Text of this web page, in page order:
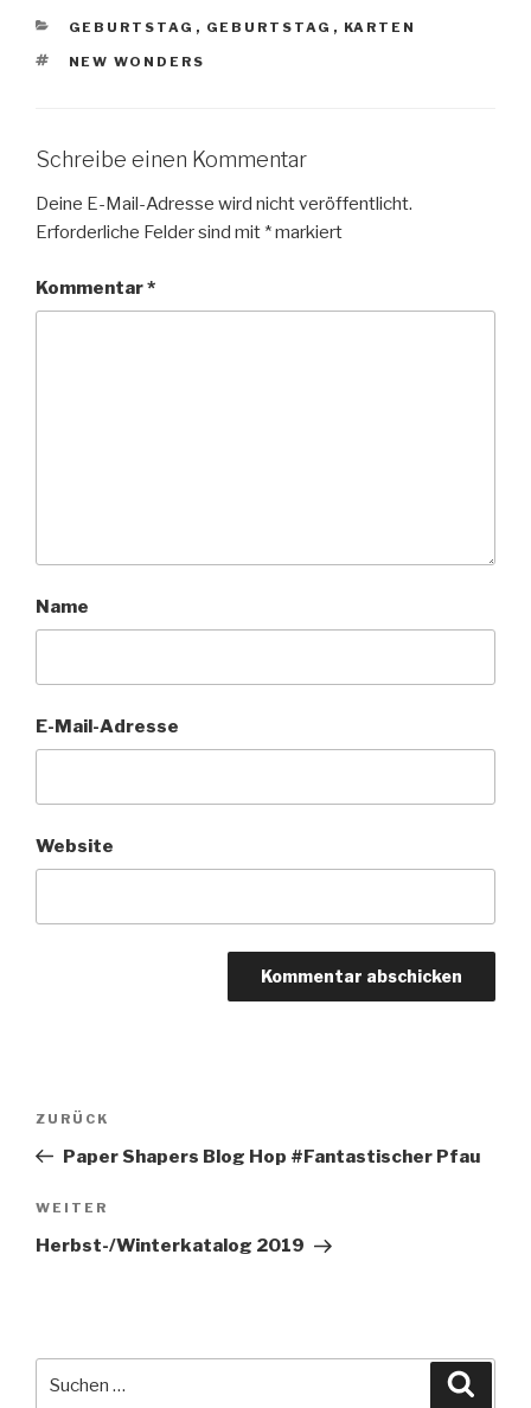
KATEGORIEN
GEBURTSTAG , GEBURTSTAG , KARTEN
SCHLAGWÖRTER
NEW WONDERS
Schreibe einen Kommentar
Deine E-Mail-Adresse wird nicht veröffentlicht.
Erforderliche Felder sind mit *markiert
Kommentar*
Name
E-Mail-Adresse
Website
Beitragsnavigation
Vorheriger
Beitrag
ZURÜCK
Paper Shapers Blog Hop #Fantastischer Pfau
Nächster
Beitrag
WEITER
Herbst-/Winterkatalog 2019